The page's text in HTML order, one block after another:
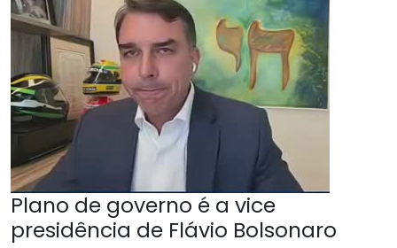
Plano de governo é a vice
presidência de Flávio Bolsonaro